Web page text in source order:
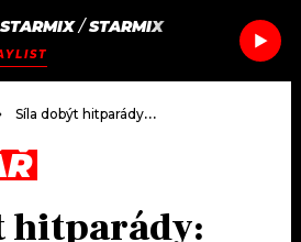
JAK
SEZNAM.CZ
STARMIX/STARMIX
Síla dobýt hitparády: Před 35 lety Snap zabodovali se svým největším hitem
hitparády: